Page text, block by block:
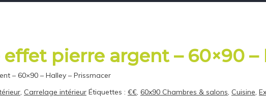
effet pierre argent – 60×90
– 60×90 – Halley – Prissmacer
, Carrelage intérieur Étiquettes : €€, 60x90 Chambres & salons, Cuisine,